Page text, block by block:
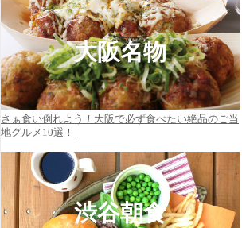
大阪名物
さぁ食い倒れよう！大阪で必ず食べたい絶品のご当
地グルメ10選！
渋谷朝食